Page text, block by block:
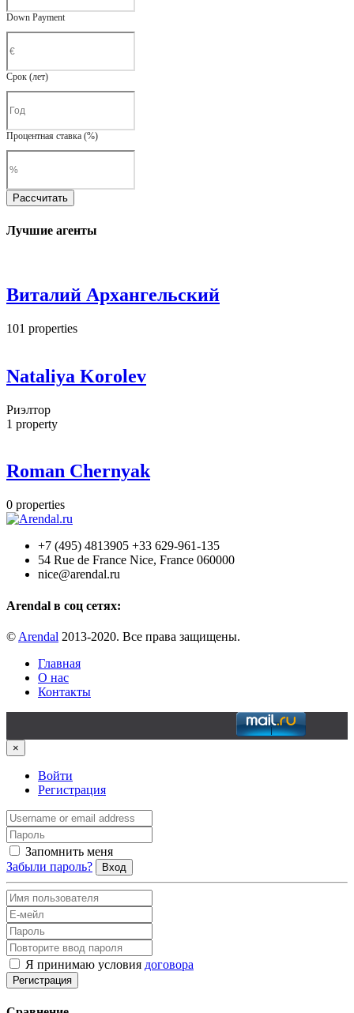
Down Payment
Срок (лет)
Процентная ставка (%)
Рассчитать
Лучшие агенты
Виталий Архангельский
101 properties
Nataliya Korolev
Риэлтор
1 property
Roman Chernyak
0 properties
+7 (495) 4813905 +33 629-961-135
54 Rue de France Nice, France 060000
nice@arendal.ru
Arendal в соц сетях:
© Arendal 2013-2020. Все права защищены.
Главная
О нас
Контакты
×
Войти
Регистрация
Запомнить меня
Забыли пароль?
Вход
Я принимаю условия договора
Регистрация